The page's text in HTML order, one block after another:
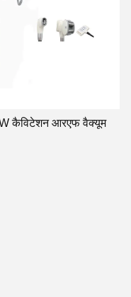
कैविटेशन आरएफ वैक्यूम